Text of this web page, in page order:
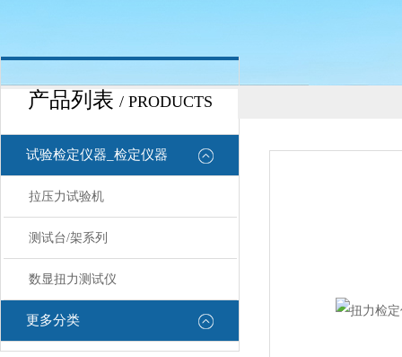
产品列表 / PRODUCTS
试验检定仪器_检定仪器
拉压力试验机
测试台/架系列
数显扭力测试仪
更多分类